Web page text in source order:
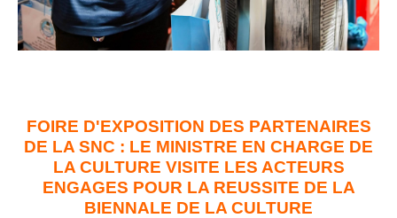
FOIRE D'EXPOSITION DES PARTENAIRES
DE LA SNC : LE MINISTRE EN CHARGE DE
LA CULTURE VISITE LES ACTEURS
ENGAGES POUR LA REUSSITE DE LA
BIENNALE DE LA CULTURE